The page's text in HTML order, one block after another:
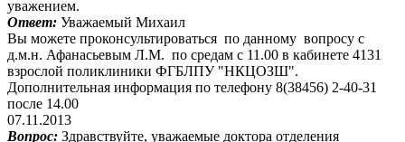
уважением.
Ответ: Уважаемый Михаил
Вы можете проконсультироваться по данному вопросу с
д.м.н. Афанасьевым Л.М. по средам с 11.00 в кабинете 4131
взрослой поликлиники ФГБЛПУ "НКЦОЗШ".
Дополнительная информация по телефону 8(38456) 2-40-31
после 14.00
07.11.2013
Вопрос: Здравствуйте, уважаемые доктора отделения